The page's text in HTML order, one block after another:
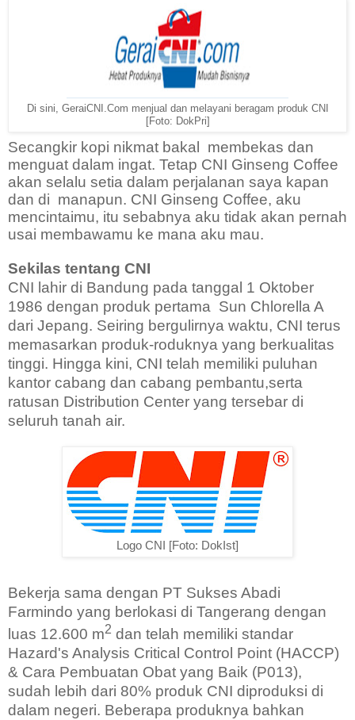
Di sini, GeraiCNI.Com menjual dan melayani beragam produk CNI
[Foto: DokPri]
Secangkir kopi nikmat bakal membekas dan
menguat dalam ingat. Tetap CNI Ginseng Coffee
akan selalu setia dalam perjalanan saya kapan
dan di manapun. CNI Ginseng Coffee, aku
mencintaimu, itu sebabnya aku tidak akan pernah
usai membawamu ke mana aku mau.
Sekilas tentang CNI
CNI lahir di Bandung pada tanggal 1 Oktober
1986 dengan produk pertama Sun Chlorella A
dari Jepang. Seiring bergulirnya waktu, CNI terus
memasarkan produk-roduknya yang berkualitas
tinggi. Hingga kini, CNI telah memiliki puluhan
kantor cabang dan cabang pembantu,serta
ratusan Distribution Center yang tersebar di
seluruh tanah air.
Logo CNI [Foto: DokIst]
Bekerja sama dengan PT Sukses Abadi
Farmindo yang berlokasi di Tangerang dengan
luas 12.600 m2 dan telah memiliki standar
Hazard's Analysis Critical Control Point (HACCP)
& Cara Pembuatan Obat yang Baik (P013),
sudah lebih dari 80% produk CNI diproduksi di
dalam negeri. Beberapa produknya bahkan